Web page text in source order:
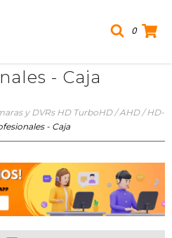
0
- Caja
y DVRs HD TurboHD / AHD / HD-
- Caja